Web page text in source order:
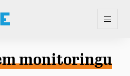
monitoringu